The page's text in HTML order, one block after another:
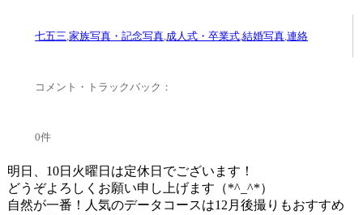
七五三,家族写真・記念写真,成人式・卒業式,結婚写真,連絡
コメント・トラックバック：
0件
明日、10日火曜日は定休日でございます！
どうぞよろしくお願い申し上げます（*^_^*）
自然が一番！人気のデータコースは12月後撮りもおすすめ